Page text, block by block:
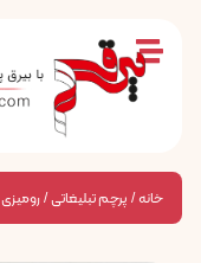
خانه/ پرچم تبلیغاتی/ رومیزی